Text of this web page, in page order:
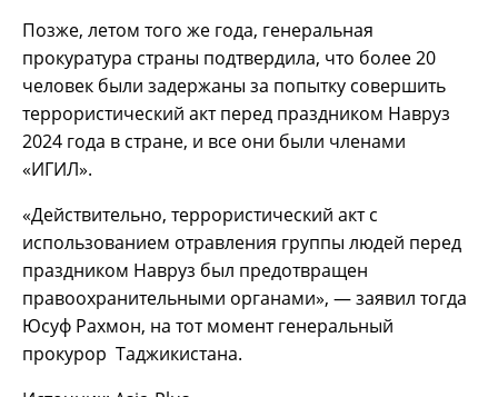
Позже, летом того же года, генеральная
прокуратура страны подтвердила, что более 20
человек были задержаны за попытку совершить
террористический акт перед праздником Навруз
2024 года в стране, и все они были членами
«ИГИЛ».
«Действительно, террористический акт с
использованием отравления группы людей перед
праздником Навруз был предотвращен
правоохранительными органами», — заявил тогда
Юсуф Рахмон, на тот момент генеральный
прокурор Таджикистана.